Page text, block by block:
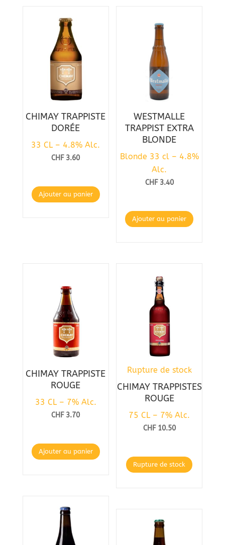
CHIMAY TRAPPISTE
DORÉE
33 CL – 4.8% Alc.
CHF3.60
Ajouter au panier
WESTMALLE
TRAPPIST EXTRA
BLONDE
Blonde 33 cl – 4.8%
Alc.
CHF3.40
Ajouter au panier
CHIMAY TRAPPISTE
ROUGE
33 CL – 7% Alc.
CHF3.70
Ajouter au panier
Rupture de stock
CHIMAY TRAPPISTES
ROUGE
75 CL – 7% Alc.
CHF10.50
Rupture de stock